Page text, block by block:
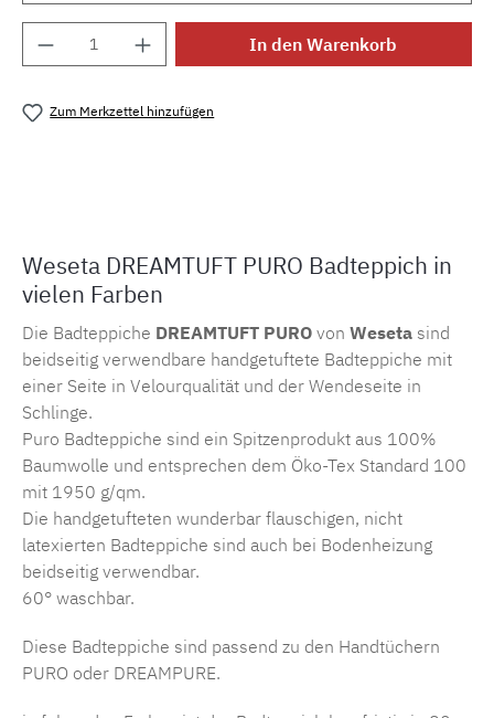
Produkt Anzahl: Gib den gewünschten
In den Warenkorb
Zum Merkzettel hinzufügen
Weseta DREAMTUFT PURO Badteppich in
vielen Farben
Die Badteppiche DREAMTUFT PURO von Weseta sind
beidseitig verwendbare handgetuftete Badteppiche mit
einer Seite in Velourqualität und der Wendeseite in
Schlinge.
Puro Badteppiche sind ein Spitzenprodukt aus 100%
Baumwolle und entsprechen dem Öko-Tex Standard 100
mit 1950 g/qm.
Die handgetufteten wunderbar flauschigen, nicht
latexierten Badteppiche sind auch bei Bodenheizung
beidseitig verwendbar.
60° waschbar.
Diese Badteppiche sind passend zu den Handtüchern
PURO oder DREAMPURE.